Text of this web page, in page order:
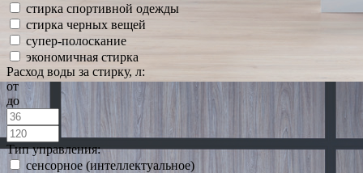
стирка спортивной одежды
стирка черных вещей
супер-полоскание
экономичная стирка
Расход воды за стирку, л:
от
до
Тип управления:
сенсорное (интеллектуальное)